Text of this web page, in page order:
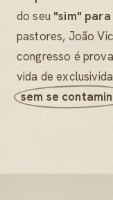
do seu "sim" para
pastores, João
congresso é
vida de
sem se